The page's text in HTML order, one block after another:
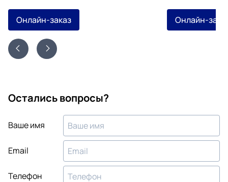
Онлайн-заказ Онлайн-
Остались вопросы?
Ваше имя
Email
Телефон